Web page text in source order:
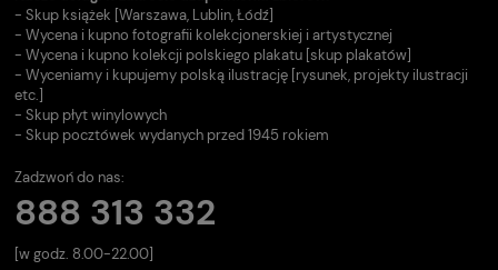
- Skup książek [Warszawa, Lublin, Łódź]
- Wycena i kupno fotografii kolekcjonerskiej i artystycznej
- Wycena i kupno kolekcji polskiego plakatu [skup plakatów]
- Wyceniamy i kupujemy polską ilustrację [rysunek, projekty ilustracji
etc.]
- Skup płyt winylowych
- Skup pocztówek wydanych przed 1945 rokiem
Zadzwoń do nas:
888 313 332
[w godz. 8.00-22.00]